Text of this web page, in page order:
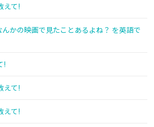
えて!
かの映画で見たことあるよね？ を英語で
!
えて!
えて!